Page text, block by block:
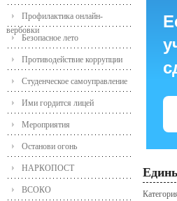
Профилактика онлайн-
вербовки
Безопасное лето
Противодействие коррупции
Студенческое самоуправление
Ими гордится лицей
Мероприятия
Останови огонь
НАРКОПОСТ
ВСОКО